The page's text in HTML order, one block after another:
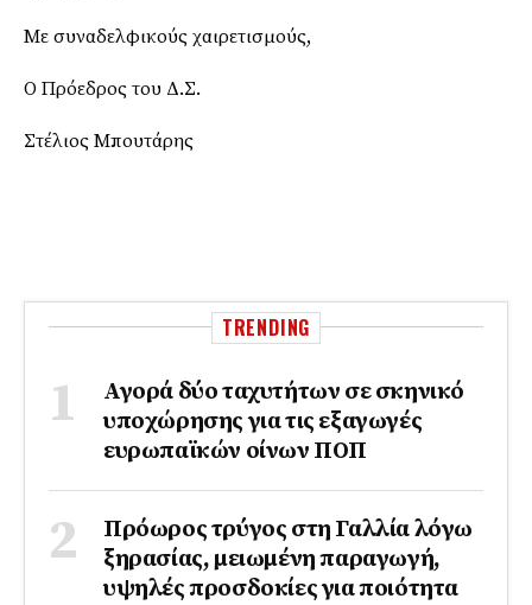
Με συναδελφικούς χαιρετισμούς,
Ο Πρόεδρος του Δ.Σ.
Στέλιος Μπουτάρης
TRENDING
Αγορά δύο ταχυτήτων σε σκηνικό
υποχώρησης για τις εξαγωγές
ευρωπαϊκών οίνων ΠΟΠ
Πρόωρος τρύγος στη Γαλλία λόγω
ξηρασίας, μειωμένη παραγωγή,
υψηλές προσδοκίες για ποιότητα